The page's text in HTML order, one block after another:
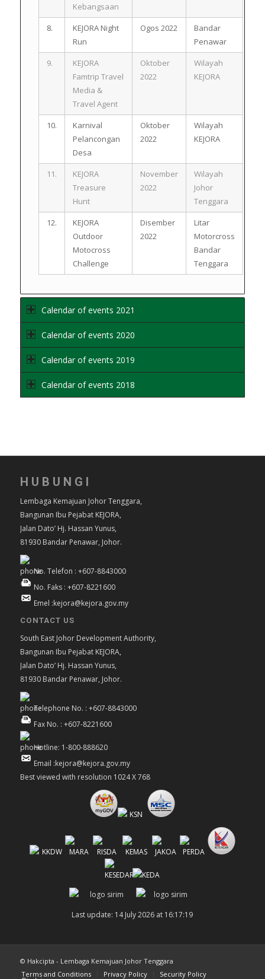
Kebangsaan
8.
KEJORA Night
Run
Ogos 2022
Bandar
Penawar
9.
KEJORA
Famtrip Travel
Media &
Travel Agent
Oktober
2022
Wilayah
KEJORA
10.
Karnival
Pelancongan
Desa
Oktober
2022
Wilayah
KEJORA
11.
KEJORA
Treasure
Hunt
November
2022
Wilayah
Johor
Tenggara
12.
KEJORA
Outdoor
Motocross
Challenge
Disember
2022
Litar
Motorcross
Bandar
Tenggara
Calendar of events 2021
Calendar of events 2020
Calendar of events 2019
Calendar of events 2018
HUBUNGI
Lembaga Kemajuan Johor Tenggara,
Bangunan Ibu Pejabat KEJORA,
Jalan Dato’ Hj. Hassan Yunus,
81930 Bandar Penawar, Johor.
No. Telefon : +607-8843000
No. Faks : +607-8221600
Emel :kejora@kejora.gov.my
CONTACT US
South East Johor Development Authority,
Bangunan Ibu Pejabat KEJORA,
Jalan Dato’ Hj. Hassan Yunus,
81930 Bandar Penawar, Johor.
Telephone No. : +607-8843000
Fax No. : +607-8221600
Hotline: 1-800-888620
Email :kejora@kejora.gov.my
Best viewed with resolution 1024 X 768
Last update: 14 July 2026 at 16:17:19
© Hakcipta - Lembaga Kemajuan Johor Tenggara
Terms and Conditions
Privacy Policy Security Policy